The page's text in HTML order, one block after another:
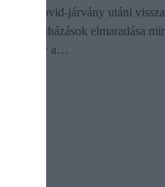
a Covid-járvány utáni
és a beruházások elmaradása
hogy a…